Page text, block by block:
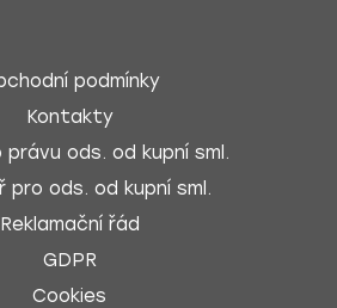
podmínky
Kontakty
právu ods. od kupní sml.
pro ods. od kupní sml.
Reklamační řád
GDPR
Cookies